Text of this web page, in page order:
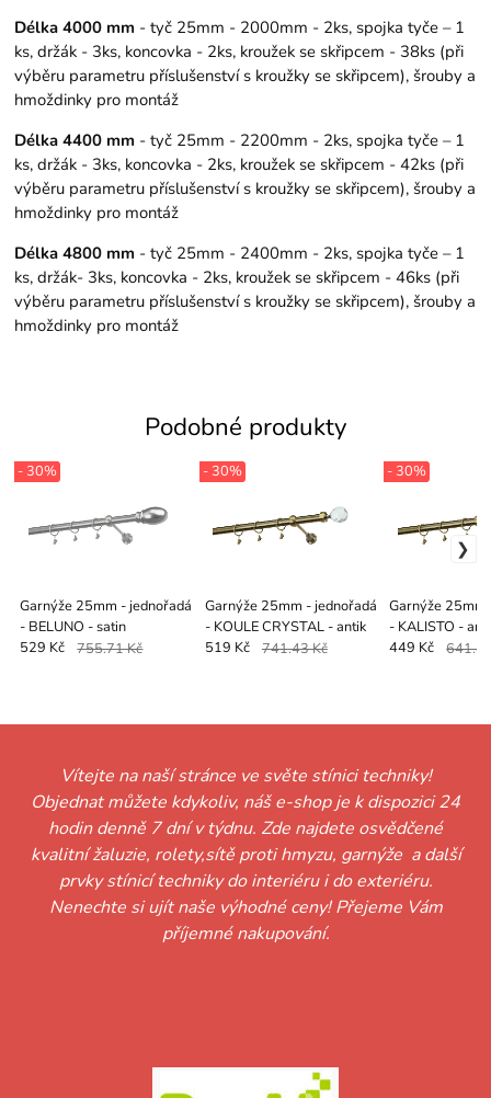
Délka 4000 mm - tyč 25mm - 2000mm - 2ks, spojka tyče – 1
ks, držák - 3ks, koncovka - 2ks, kroužek se skřipcem - 38ks (při
výběru parametru příslušenství s kroužky se skřipcem), šrouby a
hmoždinky pro montáž
Délka 4400 mm - tyč 25mm - 2200mm - 2ks, spojka tyče – 1
ks, držák - 3ks, koncovka - 2ks, kroužek se skřipcem - 42ks (při
výběru parametru příslušenství s kroužky se skřipcem), šrouby a
hmoždinky pro montáž
Délka 4800 mm - tyč 25mm - 2400mm - 2ks, spojka tyče – 1
ks, držák- 3ks, koncovka - 2ks, kroužek se skřipcem - 46ks (při
výběru parametru příslušenství s kroužky se skřipcem), šrouby a
hmoždinky pro montáž
Podobné produkty
Garnýže 25mm - jednořadá
- BELUNO - satin
- 30%
529 Kč 755.71 Kč
Garnýže 25mm - jednořadá
- KOULE CRYSTAL - antik
- 30%
519 Kč 741.43 Kč
Garnýže 25mm
- KALISTO -
- 30%
449 Kč
Vítejte na naší stránce ve světe stínici techniky!
Objednat můžete kdykoliv, náš e-shop je k dispozici 24
hodin denně 7 dní v týdnu. Zde najdete osvědčené
kvalitní žaluzie, rolety,sítě proti hmyzu, garnýže a další
prvky stínicí techniky do interiéru i do exteriéru.
Nenechte si ujít naše výhodné ceny! Přejeme Vám
příjemné nakupování.